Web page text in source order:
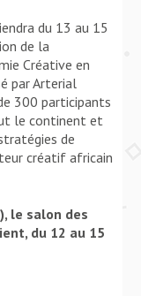
du 13 au 15
de la
Créative en
par Arterial
300 participants
le continent et
de
créatif africain
le salon des
du 12 au 15